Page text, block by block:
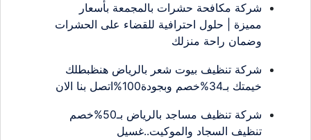
شركة مكافحة حشرات بالمجمعة بأسعار
مميزة | حلول احترافية للقضاء على الحشرات
وضمان راحة منزلك
شركة تنظيف بيوت شعر بالرياض هنظبطلك
خيمتك بـ34%خصم وبجودة100%اتصل بنا الان
شركة تنظيف مساجد بالرياض بـ50%خصم
تنظيف السجاد والموكيت..غسيل